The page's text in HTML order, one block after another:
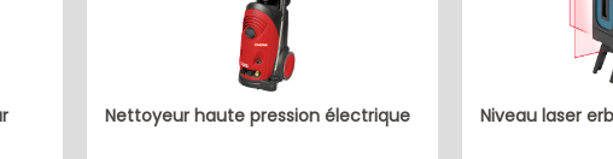
nettoyeur haute pression électrique niveau laser